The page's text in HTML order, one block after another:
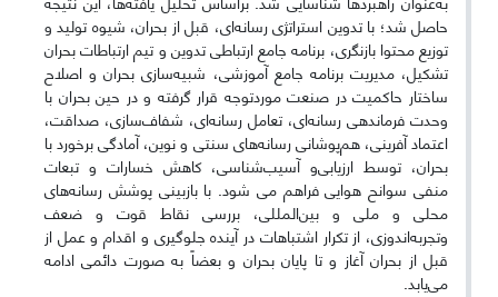
حاصل شد؛ با تدوین استراتژی رسانه‌ای، قبل از بحران، شیوه تولید و
توزیع محتوا بازنگری، برنامه جامع ارتباطی تدوین و تیم ارتباطات بحران
تشکیل، مدیریت برنامه جامع آموزشی، شبیه‌سازی بحران و اصلاح
ساختار حاکمیت در صنعت موردتوجه قرار گرفته و در حین بحران با
وحدت فرماندهی رسانه‌ای، تعامل رسانه‌ای، شفاف‌سازی، صداقت،
اعتماد آفرینی، هم‌پوشانی رسانه‌های سنتی و نوین، آمادگی برخورد با
بحران، توسط ارزیابی‌و آسیب‌شناسی، کاهش خسارات و تبعات
منفی سوانح هوایی فراهم می شود. با بازبینی پوشش رسانه‌های
محلی و ملی و بین‌المللی، بررسی نقاط قوت و ضعف
وتجربه‌اندوزی، از تکرار اشتباهات در آینده جلوگیری و اقدام و عمل از
قبل از بحران آغاز و تا پایان بحران و بعضاً به صورت دائمی ادامه
می‌یابد.